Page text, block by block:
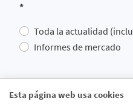
Esta página web usa cookies
*
Toda la actualidad
Informes de mercado